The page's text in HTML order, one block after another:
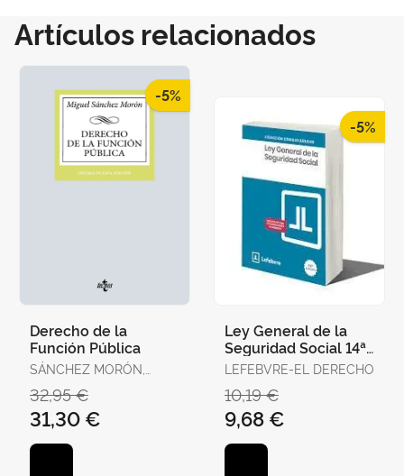
Artículos relacionados
-5%
Derecho de la
Función Pública
SÁNCHEZ MORÓN,
32,95 €
31,30 €
-5%
Ley General de la
Seguridad Social 14ª
Edc. 2025
LEFEBVRE-EL DERECHO
10,19 €
9,68 €